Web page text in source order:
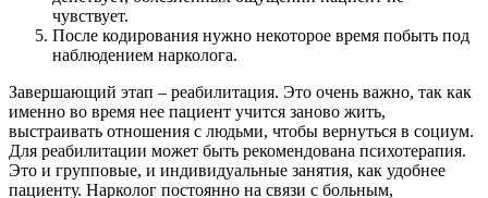
чувствует.
После кодирования нужно некоторое время побыть под
наблюдением нарколога.
Завершающий этап – реабилитация. Это очень важно, так как
именно во время нее пациент учится заново жить,
выстраивать отношения с людьми, чтобы вернуться в социум.
Для реабилитации может быть рекомендована психотерапия.
Это и групповые, и индивидуальные занятия, как удобнее
пациенту. Нарколог постоянно на связи с больным,